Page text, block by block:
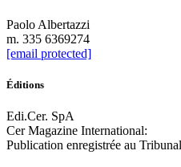
Paolo Albertazzi
m. 335 6369274
[email protected]
Éditions
Edi.Cer. SpA
Cer Magazine International:
Publication enregistrée au